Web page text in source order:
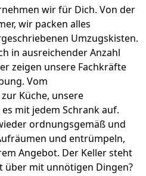
wir für Dich. Von der
wir packen alles
Umzugskisten.
in ausreichender Anzahl
zeigen unsere Fachkräfte
Vom
Küche, unsere
mit jedem Schrank auf.
ordnungsgemäß und
und entrümpeln,
Angebot. Der Keller steht
über mit unnötigen Dingen?